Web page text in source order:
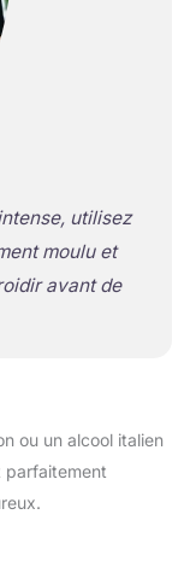
utilisez
moulu et
avant de
ou un alcool italien
parfaitement